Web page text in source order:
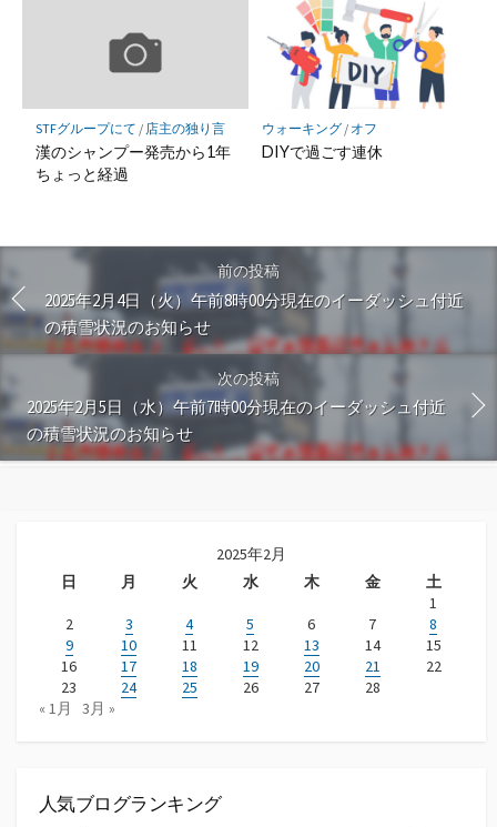
STFグループにて / 店主の独り言
漢のシャンプー発売から1年
ちょっと経過
ウォーキング/ オフ
DIYで過ごす連休
前の投稿
2025年2月4日（火）午前8時00分現在のイーダッシュ付近
の積雪状況のお知らせ
次の投稿
2025年2月5日（水）午前7時00分現在のイーダッシュ付近
の積雪状況のお知らせ
2025年2月
日
月 火 水 木 金
土
1
2
3 4 5 6 7
8
9
10 11 12 13 14
15
16
17 18 19 20 21
22
23
24 25 26 27
28
« 1月
3月 »
人気ブログランキング